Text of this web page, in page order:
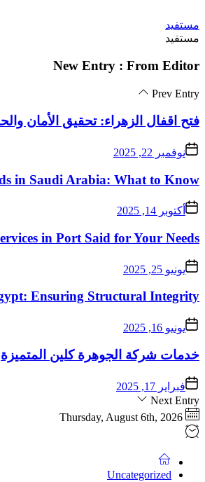
Skip
to
content
مستفيد
مستفيد
New Entry : From Editor
Prev Entry
فتح اقفال الزهراء: تحقيق الأمان
نوفمبر 22, 2025
in Saudi Arabia: What to Know
أكتوبر 14, 2025
in Port Said for Your Needs
يونيو 25, 2025
Ensuring Structural Integrity
يونيو 16, 2025
خدمات شركة الجوهرة كلين المتميزة
فبراير 17, 2025
Next Entry
Thursday, August 6th, 2026
Uncategorized